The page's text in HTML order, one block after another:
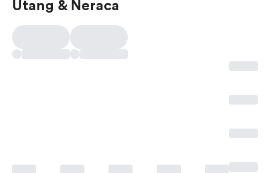
Utang & Neraca